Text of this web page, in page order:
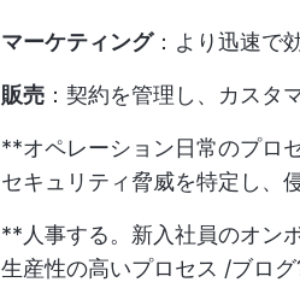
マーケティング：より迅速で
販売 ：契約を管理し、カスタ
**オペレーション日常のプロ
セキュリティ脅威を特定し、
**人事する。 新入社員のオン
生産性の高いプロセス /ブロ